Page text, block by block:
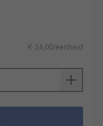
€ 24,00/eenheid